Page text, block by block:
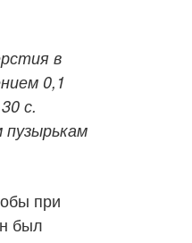
в
0,1
с.
при
был